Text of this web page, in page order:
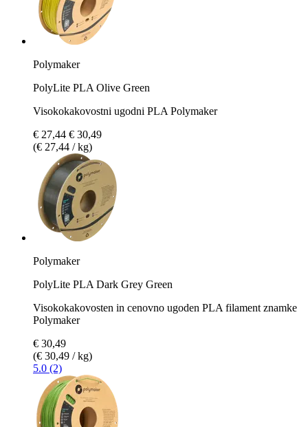
Polymaker
PolyLite PLA Olive Green
Visokokakovostni ugodni PLA Polymaker
€ 27,44 € 30,49
(€ 27,44 / kg)
Polymaker
PolyLite PLA Dark Grey Green
Visokokakovosten in cenovno ugoden PLA filament znamke
Polymaker
€ 30,49
(€ 30,49 / kg)
5.0 (2)